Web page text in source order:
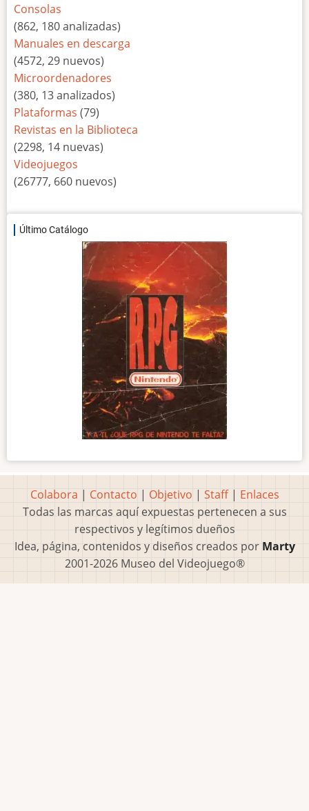
Consolas
(862, 180 analizadas)
Manuales en descarga
(4572, 29 nuevos)
Microordenadores
(380, 13 analizados)
Plataformas (79)
Revistas en la Biblioteca
(2298, 14 nuevas)
Videojuegos
(26777, 660 nuevos)
Último Catálogo
Colabora | Contacto | Objetivo | Staff| Enlaces
Todas las marcas aquí expuestas pertenecen a sus
respectivos y legítimos dueños
Idea, página, contenidos y diseños creados por Marty
2001-2026 Museo del Videojuego®